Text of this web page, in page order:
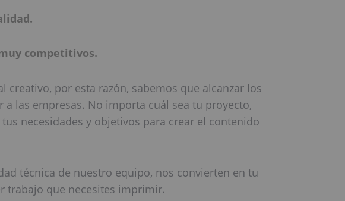
competitivos.
creativo, por esta razón, sabemos que alcanzar los
a las empresas. No importa cuál sea tu proyecto,
necesidades y objetivos para crear el contenido
técnica de nuestro equipo, nos convierten en tu
trabajo que necesites imprimir.